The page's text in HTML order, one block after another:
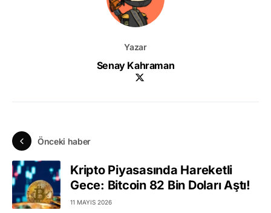
Yazar
Senay Kahraman
Önceki haber
Kripto Piyasasında Hareketli
Gece: Bitcoin 82 Bin Doları Aştı!
11 MAYIS 2026